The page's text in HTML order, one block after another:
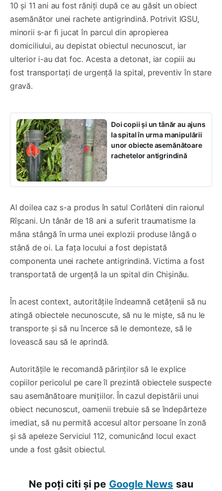
10 și 11 ani au fost răniți după ce au găsit un obiect
asemănător unei rachete antigrindină. Potrivit IGSU,
minorii s-ar fi jucat în parcul din apropierea
domiciliului, au depistat obiectul necunoscut, iar
ulterior i-au dat foc. Acesta a detonat, iar copiii au
fost transportați de urgență la spital, preventiv în stare
gravă.
Doi copii și un tânăr au ajuns
la spital în urma manipulării
unor obiecte asemănătoare
rachetelor antigrindină
Al doilea caz s-a produs în satul Corlăteni din raionul
Rîșcani. Un tânăr de 18 ani a suferit traumatisme la
mâna stângă în urma unei explozii produse lângă o
stână de oi. La fața locului a fost depistată
componenta unei rachete antigrindină. Victima a fost
transportată de urgență la un spital din Chișinău.
În acest context, autoritățile îndeamnă cetățenii să nu
atingă obiectele necunoscute, să nu le miște, să nu le
transporte și să nu încerce să le demonteze, să le
lovească sau să le aprindă.
Autoritățile le recomandă părinților să le explice
copiilor pericolul pe care îl prezintă obiectele suspecte
sau asemănătoare munițiilor. În cazul depistării unui
obiect necunoscut, oamenii trebuie să se îndepărteze
imediat, să nu permită accesul altor persoane în zonă
și să apeleze Serviciul 112, comunicând locul exact
unde a fost găsit obiectul.
Ne poți citi și pe Google News sau